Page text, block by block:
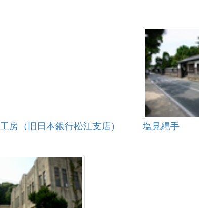
房（旧日本銀行松江支店） 塩見縄手